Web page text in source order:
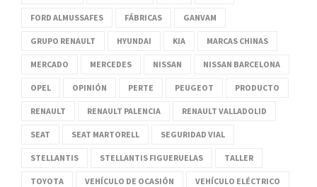
FORD ALMUSSAFES FÁBRICAS GANVAM
GRUPO RENAULT HYUNDAI KIA MARCAS CHINAS
MERCADO MERCEDES NISSAN NISSAN BARCELONA
OPEL OPINIÓN PERTE PEUGEOT PRODUCTO
RENAULT RENAULT PALENCIA RENAULT VALLADOLID
SEAT SEAT MARTORELL SEGURIDAD VIAL
STELLANTIS STELLANTIS FIGUERUELAS TALLER
TOYOTA VEHÍCULO DE OCASIÓN VEHÍCULO ELÉCTRICO